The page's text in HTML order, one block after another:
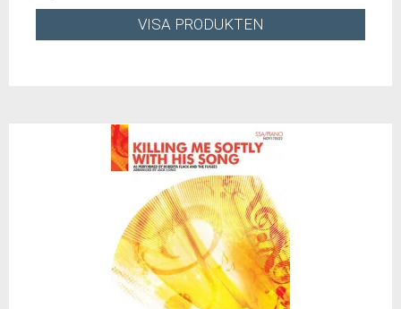
VISA PRODUKTEN